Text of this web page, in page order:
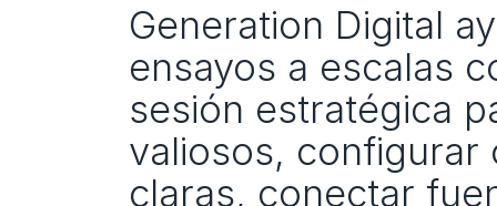
Generation Digital
ensayos a escalas
sesión estratégica
valiosos, configurar
claras, conectar